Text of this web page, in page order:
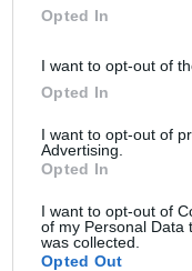
Opted In
I want to opt-out of
Opted In
I want to opt-out of
Advertising.
Opted In
I want to opt-out of
of my Personal Data
was collected.
Opted Out